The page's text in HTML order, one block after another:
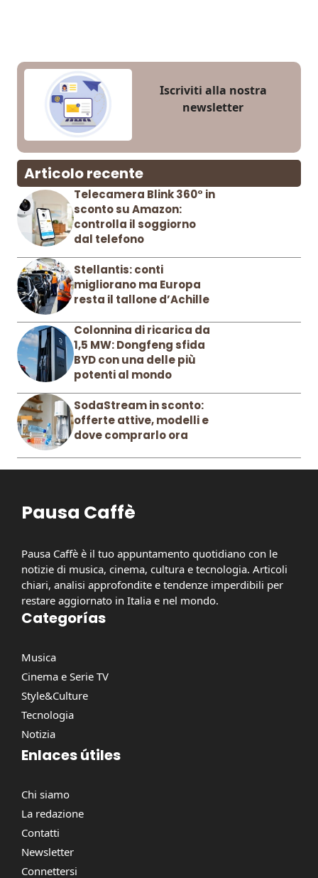
Iscriviti alla nostra
newsletter
Articolo recente
Telecamera Blink 360° in
sconto su Amazon:
controlla il soggiorno
dal telefono
Stellantis: conti
migliorano ma Europa
resta il tallone d’Achille
Colonnina di ricarica da
1,5 MW: Dongfeng sfida
BYD con una delle più
potenti al mondo
SodaStream in sconto:
offerte attive, modelli e
dove comprarlo ora
Pausa Caffè
Pausa Caffè è il tuo appuntamento quotidiano con le
notizie di musica, cinema, cultura e tecnologia. Articoli
chiari, analisi approfondite e tendenze imperdibili per
restare aggiornato in Italia e nel mondo.
Categorías
Musica
Cinema e Serie TV
Style&Culture
Tecnologia
Notizia
Enlaces útiles
Chi siamo
La redazione
Contatti
Newsletter
Connettersi